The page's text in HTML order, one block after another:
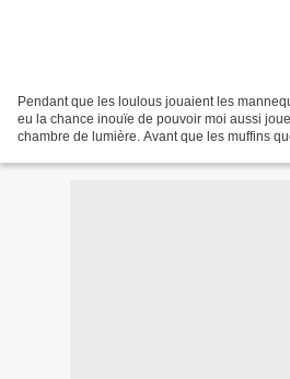
Pendant que les loulous jouaient les
eu la chance inouïe de pouvoir moi aussi
chambre de lumière. Avant que les muffins